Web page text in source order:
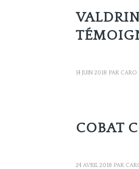
14 JUIN 2018 PAR CARO
COBAT
24 AVRIL 2018 PAR